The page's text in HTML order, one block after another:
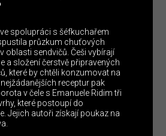
spolupráci s šéfkuchařem
průzkum chuťových
oblasti sendvičů. Češi vybírají
a složení čerstvě připravených
které by chtěli konzumovat na
receptur pak
v čele s Emanuele Ridim tři
které postoupí do
Jejich autoři získají poukaz na